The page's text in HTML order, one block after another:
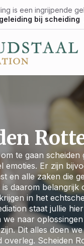
is een ingrijpende
bij scheiding
te gaan scheiden
emoties. Er zijn
en alle zaken die
daarom belangrijk
in het
staat jullie
we naar
Dit alles doen
overleg. Scheiden